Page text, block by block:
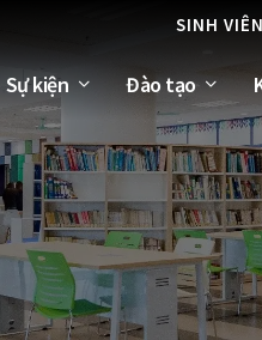
SINH VIÊN
Sự kiện Đào tạo